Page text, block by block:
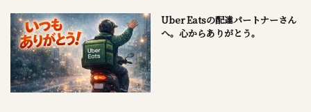
Uber Eatsの配達パートナーさん
へ。心からありがとう。